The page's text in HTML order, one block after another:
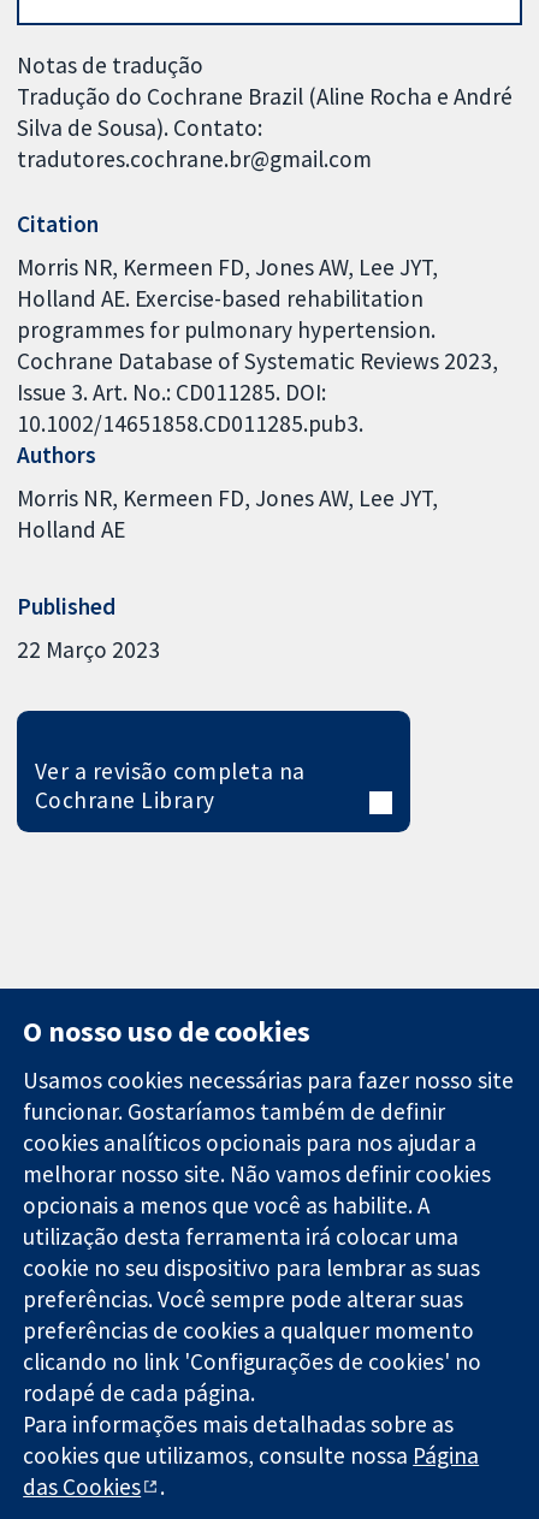
Notas de tradução
Tradução do Cochrane Brazil (Aline Rocha e André
Silva de Sousa). Contato:
tradutores.cochrane.br@gmail.com
Citation
Morris NR, Kermeen FD, Jones AW, Lee JYT,
Holland AE. Exercise-based rehabilitation
programmes for pulmonary hypertension.
Cochrane Database of Systematic Reviews 2023,
Issue 3. Art. No.: CD011285. DOI:
10.1002/14651858.CD011285.pub3.
Authors
Morris NR Kermeen FD Jones AW Lee JYT
Holland AE
Published
22 Março 2023
Ver a revisão completa na
Cochrane Library
Evidências
confiáveis.
Decisões
informadas.
Melhor saúde.
11-13 Cavendish
Square
Londres
W1G 0AN
Reino Unido
Contato
Notícias
Assessoria de
imprensa
Sobre nós
Cochrane
Library
A Cochrane Collaboration é uma organização sem fins lucrativos
(caridade nº 1045921) e uma empresa limitada por garantia (nº
03044323) registrada na Inglaterra e no País de Gales.
Copyright © 2026 The Cochrane Collaboration
O nosso uso de cookies
Usamos cookies necessárias para fazer nosso site
funcionar. Gostaríamos também de definir
cookies analíticos opcionais para nos ajudar a
melhorar nosso site. Não vamos definir cookies
opcionais a menos que você as habilite. A
utilização desta ferramenta irá colocar uma
cookie no seu dispositivo para lembrar as suas
preferências. Você sempre pode alterar suas
preferências de cookies a qualquer momento
clicando no link 'Configurações de cookies' no
rodapé de cada página.
Para informações mais detalhadas sobre as
cookies que utilizamos, consulte nossa Página
das Cookies
.